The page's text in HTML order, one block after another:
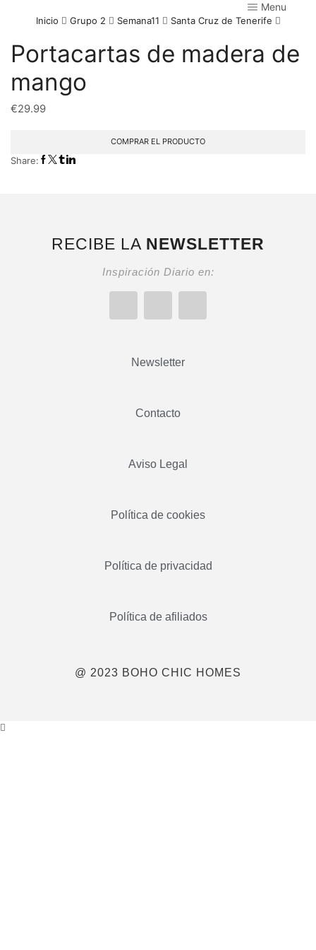
Menu
Inicio Grupo 2 Semana11 Santa Cruz de Tenerife
Portacartas de madera de
mango
€29.99
COMPRAR EL PRODUCTO
Share:
RECIBE LA NEWSLETTER
Inspiración Diario en:
Newsletter
Contacto
Aviso Legal
Política de cookies
Política de privacidad
Política de afiliados
@ 2023 BOHO CHIC HOMES